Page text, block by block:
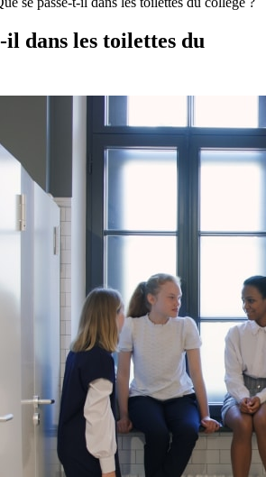
il dans les toilettes du